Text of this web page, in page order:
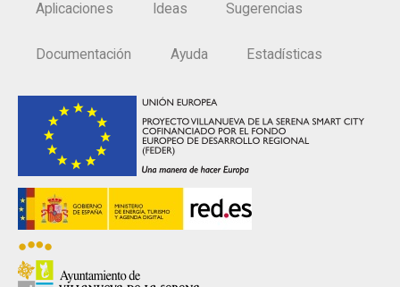
Aplicaciones Ideas Sugerencias
Documentación Ayuda Estadísticas